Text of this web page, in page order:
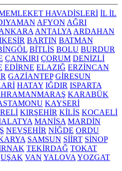
HAVADİSLERİ İL İL
AFYON AĞRI
ANTALYA ARDAHAN
BARTIN BATMAN
BİTLİS BOLU BURDUR
ÇANKIRI ÇORUM DENİZLİ
EDİRNE ELAZIĞ ERZİNCAN
GAZİANTEP GİRESUN
HATAY IĞDIR ISPARTA
KARABÜK
KAYSERİ
KIRŞEHİR KİLİS KOCAELİ
MANİSA MARDİN
NEVŞEHİR NİĞDE ORDU
SAMSUN SİİRT SİNOP
TEKİRDAĞ TOKAT
UŞAK VAN YALOVA YOZGAT